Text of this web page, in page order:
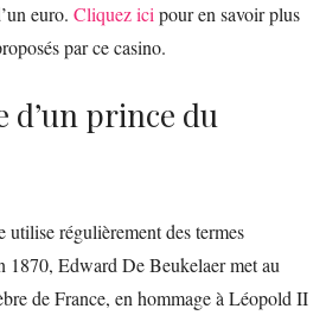
euro. Cliquez ici pour en savoir plus
par ce casino.
d’un prince du
utilise régulièrement des termes
1870, Edward De Beukelaer met au
de France, en hommage à Léopold II